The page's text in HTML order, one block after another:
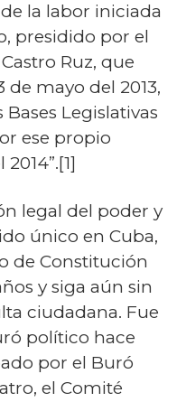
la labor iniciada
presidido por el
Ruz, que
de mayo del 2013,
Legislativas
ese propio
legal del poder y
único en Cuba,
de Constitución
y siga aún sin
ciudadana. Fue
político hace
por el Buró
el Comité